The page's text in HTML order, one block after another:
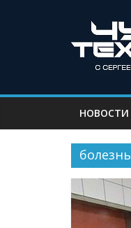
НОВОСТИ
болезнь